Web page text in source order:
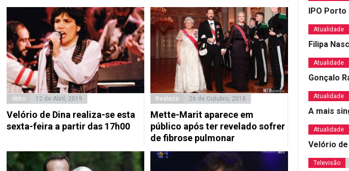
óbito 12 de Abril, 2019
Velório de Dina realiza-se esta
sexta-feira a partir das 17h00
Realeza 26 de Outubro, 2018
Mette-Marit aparece em
público após ter revelado sofrer
de fibrose pulmonar
IPO
Atualidade
Filipa
Atualidade
Gonçalo
Atualidade
A mais
Atualidade
Velório
Televisão